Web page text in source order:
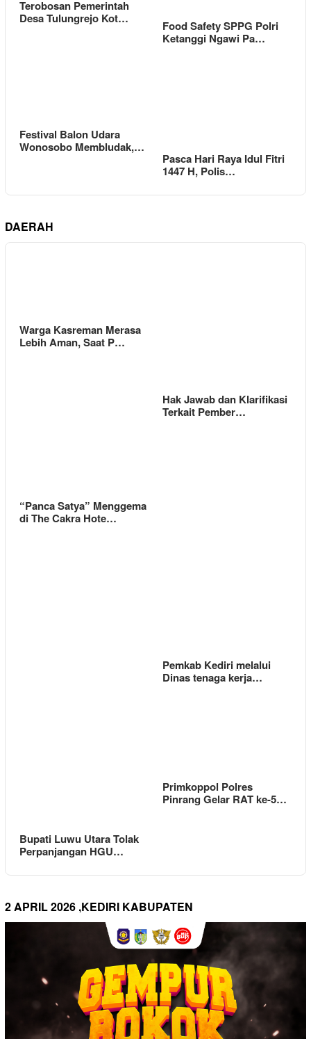
Terobosan Pemerintah
Desa Tulungrejo Kot…
Food Safety SPPG Polri
Ketanggi Ngawi Pa…
Festival Balon Udara
Wonosobo Membludak,…
Pasca Hari Raya Idul Fitri
1447 H, Polis…
DAERAH
Warga Kasreman Merasa
Lebih Aman, Saat P…
Hak Jawab dan Klarifikasi
Terkait Pember…
“Panca Satya” Menggema
di The Cakra Hote…
Pemkab Kediri melalui
Dinas tenaga kerja…
Bupati Luwu Utara Tolak
Perpanjangan HGU…
Primkoppol Polres
Pinrang Gelar RAT ke-5…
2 APRIL 2026 ,KEDIRI KABUPATEN